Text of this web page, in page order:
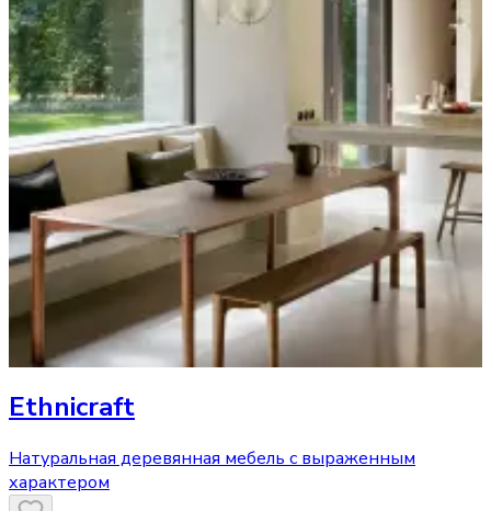
Ethnicraft
Натуральная деревянная мебель с выраженным
характером